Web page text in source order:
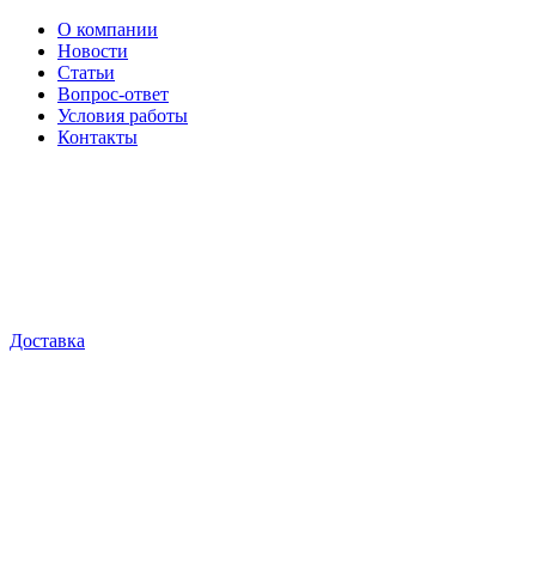
О компании
Новости
Статьи
Вопрос-ответ
Условия работы
Контакты
Доставка